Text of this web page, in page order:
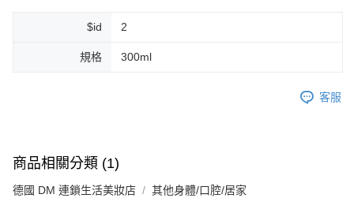
全家純取貨 (先付款
每筆NT$80，滿NT$999(含以上)免運費
$id 2
規格 300ml
客服
商品相關分類 (1)
德國 DM 連鎖生活美妝店 其他身體/口腔/居家